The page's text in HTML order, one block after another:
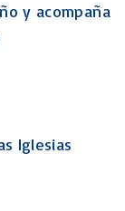
y acompaña
Iglesias